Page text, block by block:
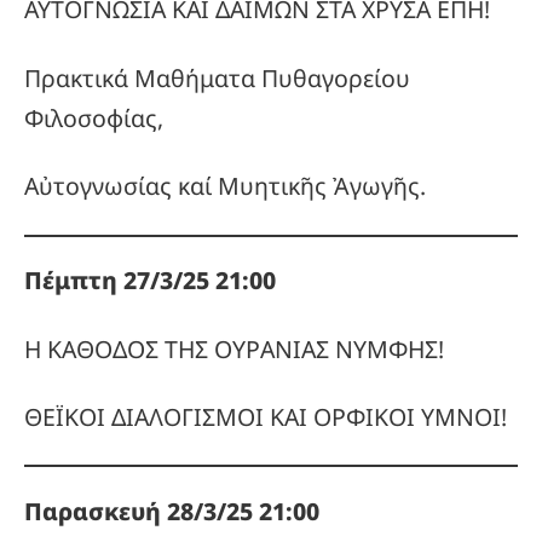
ΑΥΤΟΓΝΩΣΙΑ ΚΑΙ ΔΑΙΜΩΝ ΣΤΑ ΧΡΥΣΑ ΕΠΗ!
Πρακτικά Μαθήματα Πυθαγορείου
Φιλοσοφίας,
Αὐτογνωσίας καί Μυητικῆς Ἀγωγῆς.
Πέμπτη 27/3/25 21:00
Η ΚΑΘΟΔΟΣ ΤΗΣ ΟΥΡΑΝΙΑΣ ΝΥΜΦΗΣ!
ΘΕΪΚΟΙ ΔΙΑΛΟΓΙΣΜΟΙ ΚΑΙ ΟΡΦΙΚΟΙ ΥΜΝΟΙ!
Παρασκευή 28/3/25 21:00